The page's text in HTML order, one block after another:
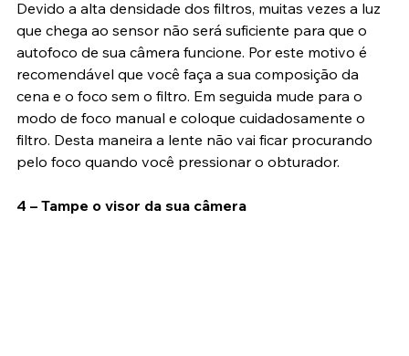
Devido a alta densidade dos filtros, muitas vezes a luz
que chega ao sensor não será suficiente para que o
autofoco de sua câmera funcione. Por este motivo é
recomendável que você faça a sua composição da
cena e o foco sem o filtro. Em seguida mude para o
modo de foco manual e coloque cuidadosamente o
filtro. Desta maneira a lente não vai ficar procurando